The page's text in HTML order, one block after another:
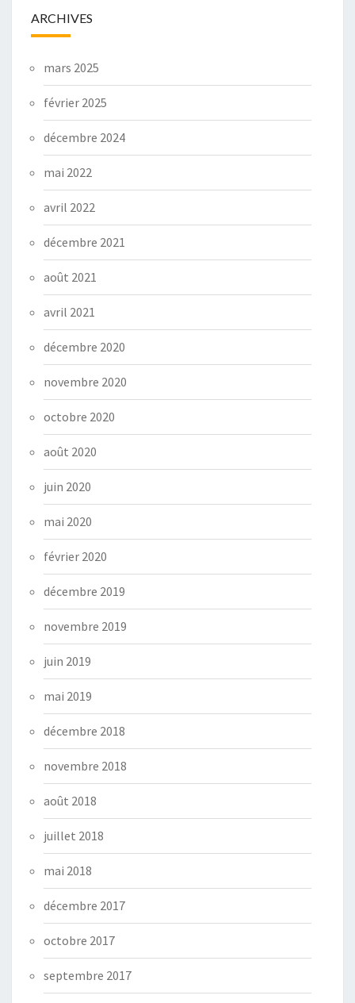
ARCHIVES
mars 2025
février 2025
décembre 2024
mai 2022
avril 2022
décembre 2021
août 2021
avril 2021
décembre 2020
novembre 2020
octobre 2020
août 2020
juin 2020
mai 2020
février 2020
décembre 2019
novembre 2019
juin 2019
mai 2019
décembre 2018
novembre 2018
août 2018
juillet 2018
mai 2018
décembre 2017
octobre 2017
septembre 2017